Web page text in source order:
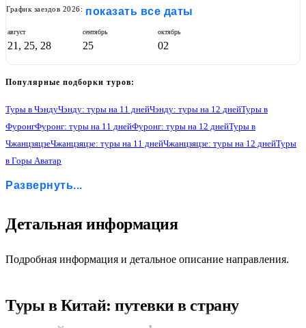
2
График заездов 2026: показать все даты
август
21, 25, 28
сентябрь
25
октябрь
02
Популярные подборки туров:
Туры в ЧэндуЧэнду: туры на 11 днейЧэнду: туры на 12 днейТуры в
ФуронгФуронг: туры на 11 днейФуронг: туры на 12 днейТуры в
ЧжанцзяцзеЧжанцзяцзе: туры на 11 днейЧжанцзяцзе: туры на 12 днейТуры
в Горы Аватар
Чунцин: туры на 11 дней
Развернуть...
Детальная информация
Подробная информация и детальное описание направления.
Туры в Китай: путевки в страну